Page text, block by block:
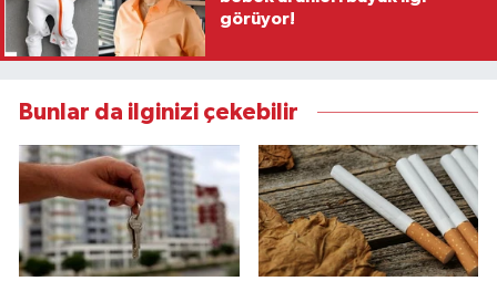
görüyor!
Bunlar da ilginizi çekebilir